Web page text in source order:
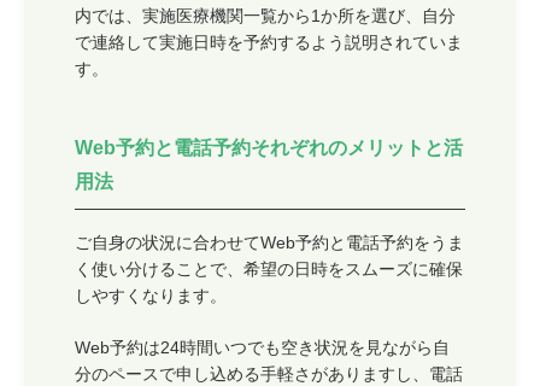
内では、実施医療機関一覧から1か所を選び、自分
で連絡して実施日時を予約するよう説明されていま
す。
Web予約と電話予約それぞれのメリットと活
用法
ご自身の状況に合わせてWeb予約と電話予約をうま
く使い分けることで、希望の日時をスムーズに確保
しやすくなります。
Web予約は24時間いつでも空き状況を見ながら自
分のペースで申し込める手軽さがありますし、電話